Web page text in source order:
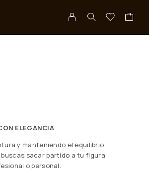
ELEGANCIA
y manteniendo el equilibrio
sacar partido a tu figura
o personal.